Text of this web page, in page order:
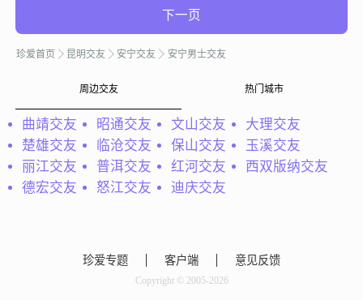
下一页
珍爱首页 昆明交友 安宁交友 安宁男士交友
周边交友 热门城市
曲靖交友 昭通交友 文山交友
大理交友
楚雄交友
临沧交友 保山交友
玉溪交友
丽江交友
普洱交友 红河交友
西双版纳交友
德宏交友
怒江交友 迪庆交友
珍爱专题 客户端 意见反馈
Copyright © 2005-2026